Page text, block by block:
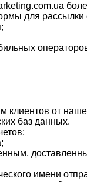
для
клиентов от
баз данных.
имени